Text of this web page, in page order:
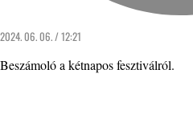
2024. 06. 06. / 12:21
Beszámoló a kétnapos fesztiválról.